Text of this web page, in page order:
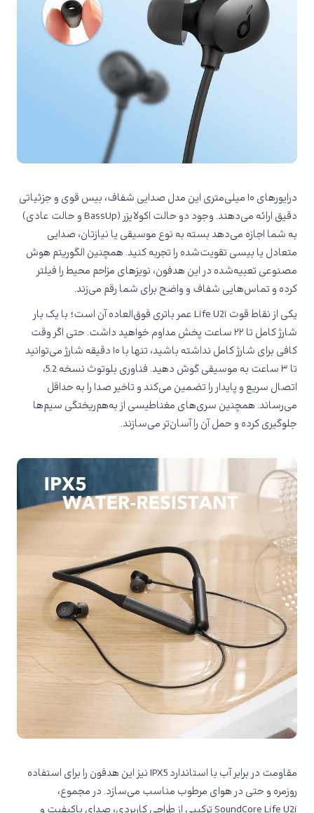
درایورهای ۱۰ میلی‌متری این مدل صدایی شفاف، بیس قوی و جزئیاتی
دقیق ارائه می‌دهند. وجود دو حالت اکولایزر (BassUp و حالت عادی)
به شما اجازه می‌دهد بسته به نوع موسیقی یا نیازتان، صدایی
متعادل یا بیسی تقویت‌شده را تجربه کنید. همچنین الگوریتم هوش
مصنوعی تعبیه‌شده در این هدفون، نویزهای مزاحم محیط را فیلتر
کرده و تماس‌هایی شفاف و واضح برای شما رقم می‌زند.
یکی از نقاط قوت Life U2i عمر باتری فوق‌العاده آن است؛ با یک بار
شارژ کامل تا ۲۲ ساعت پخش مداوم خواهید داشت. حتی اگر وقت
کافی برای شارژ کامل نداشته باشید، تنها با ۱۰ دقیقه شارژ می‌توانید
تا ۳ ساعت به موسیقی گوش دهید. فناوری بلوتوث نسخه 5.2،
اتصال سریع و پایدار را تضمین می‌کند و تاخیر صدا را به حداقل
می‌رساند. همچنین سری‌های مغناطیسی از به‌هم‌ریختگی سیم‌ها
جلوگیری کرده و حمل آن را آسان‌تر می‌سازند.
مقاومت در برابر آب با استاندارد IPX5 نیز این هدفون را برای استفاده
روزمره و حتی در هوای مرطوب مناسب می‌سازد. در مجموع،
SoundCore Life U2i ترکیبی از طراحی کاربردی، صدای باکیفیت و